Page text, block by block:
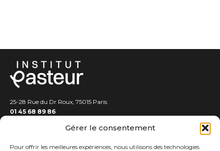
Gérer le consentement
Pour offrir les meilleures expériences, nous utilisons des technologies
25-28 Rue du Dr Roux, 75015 Paris
01 45 68 89 86